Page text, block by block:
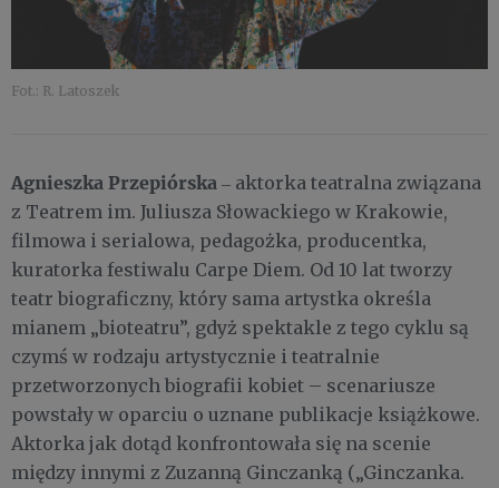
Fot.: R. Latoszek
Agnieszka Przepiórska ‒ aktorka teatralna związana
z Teatrem im. Juliusza Słowackiego w Krakowie,
filmowa i serialowa, pedagożka, producentka,
kuratorka festiwalu Carpe Diem. Od 10 lat tworzy
teatr biograficzny, który sama artystka określa
mianem „bioteatru”, gdyż spektakle z tego cyklu są
czymś w rodzaju artystycznie i teatralnie
przetworzonych biografii kobiet – scenariusze
powstały w oparciu o uznane publikacje książkowe.
Aktorka jak dotąd konfrontowała się na scenie
między innymi z Zuzanną Ginczanką („Ginczanka.